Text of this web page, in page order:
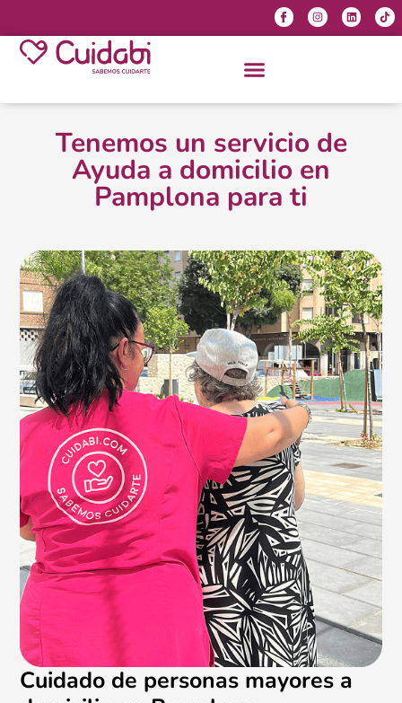
Tenemos un servicio de
Ayuda a domicilio en
Pamplona para ti
Cuidado de personas mayores a